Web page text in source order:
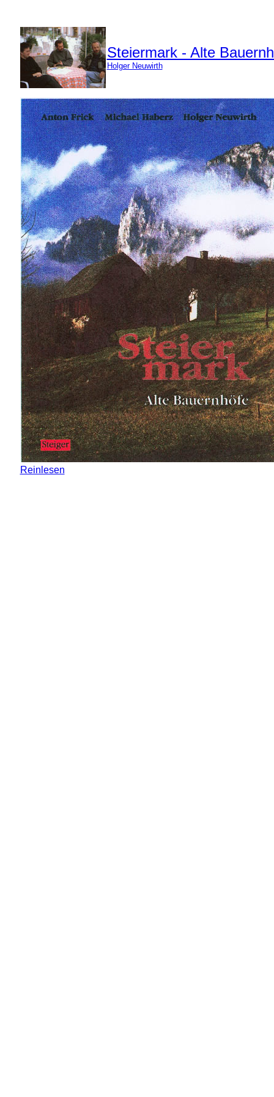
Steiermark - Alte
Holger Neuwirth
Reinlesen